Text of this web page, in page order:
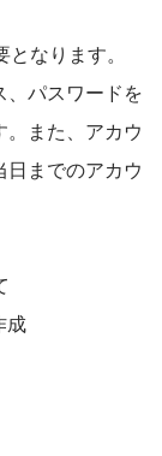
なります。
、パスワードを
また、アカウ
までのアカウ
成